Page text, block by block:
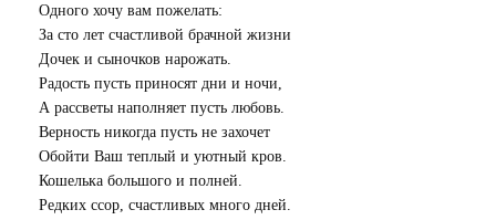
Одного хочу вам пожелать:
За сто лет счастливой брачной жизни
Дочек и сыночков нарожать.
Радость пусть приносят дни и ночи,
А рассветы наполняет пусть любовь.
Верность никогда пусть не захочет
Обойти Ваш теплый и уютный кров.
Кошелька большого и полней.
Редких ссор, счастливых много дней.